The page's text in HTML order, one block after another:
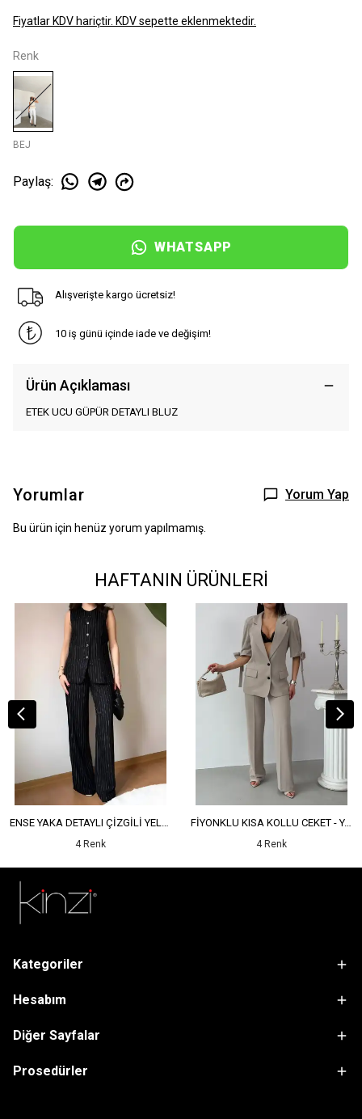
Fiyatlar KDV hariçtir. KDV sepette eklenmektedir.
Renk
BEJ
Paylaş:
WHATSAPP
Alışverişte kargo ücretsiz!
10 iş günü içinde iade ve değişim!
Ürün Açıklaması
ETEK UCU GÜPÜR DETAYLI BLUZ
Yorumlar Yorum Yap
Bu ürün için henüz yorum yapılmamış.
HAFTANIN ÜRÜNLERİ
ENSE YAKA DETAYLI ÇİZGİLİ YELEK - YÜKSEK BEL DETAYLI ÇİZGİLİ PANTOLON
4 Renk
FİYONKLU KISA KOLLU CEKET - YÜKSEK BEL SALAŞ PANTOLON
4 Renk
Kategoriler
Hesabım
Diğer Sayfalar
Prosedürler